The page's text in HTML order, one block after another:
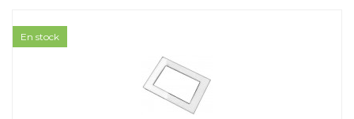
En stock